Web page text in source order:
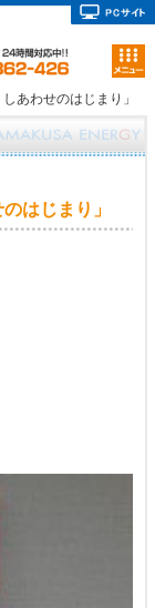
わせのはじまり」
はじまり」